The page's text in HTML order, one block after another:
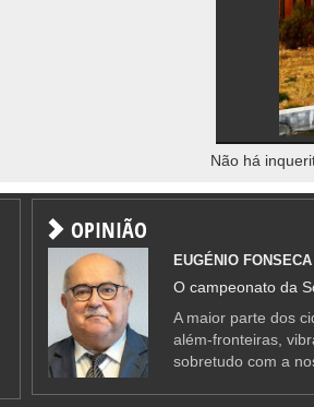
Não há
OPINIÃO
EUGÉNIO FONSECA
O campeonato da
A maior parte dos
além-fronteiras,
sobretudo com a